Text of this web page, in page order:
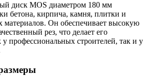
диск MOS диаметром 180 мм
бетона, кирпича, камня, плитки и
материалов. Он обеспечивает высокую
рез, что делает его
профессиональных строителей, так и у